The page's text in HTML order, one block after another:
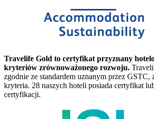
Travelife Gold to certyfikat przyznany
kryteriów zrównoważonego rozwoju.
zgodnie ze standardem uznanym przez GSTC,
kryteria. 28 naszych hoteli posiada certyfikat
certyfikacji.